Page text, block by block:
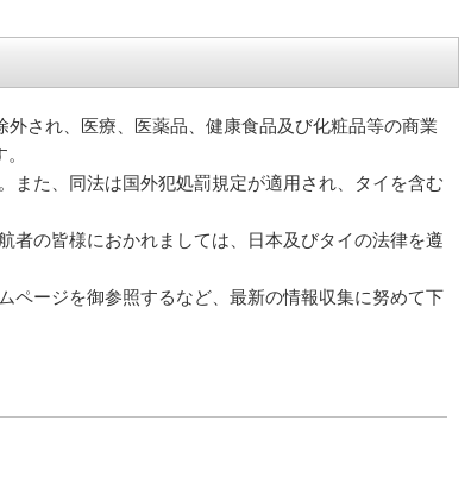
され、医療、医薬品、健康食品及び化粧品等の商業
また、同法は国外犯処罰規定が適用され、タイを含む
者の皆様におかれましては、日本及びタイの法律を遵
ページを御参照するなど、最新の情報収集に努めて下